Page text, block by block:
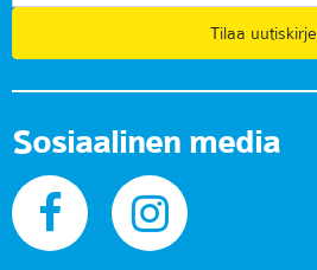
Tilaa uutiskirje
Sosiaalinen media